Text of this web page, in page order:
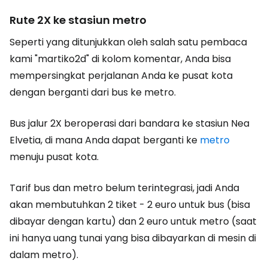
Rute 2X ke stasiun metro
Seperti yang ditunjukkan oleh salah satu pembaca
kami "martiko2d" di kolom komentar, Anda bisa
mempersingkat perjalanan Anda ke pusat kota
dengan berganti dari bus ke metro.
Bus jalur 2X beroperasi dari bandara ke stasiun Nea
Elvetia, di mana Anda dapat berganti ke metro
menuju pusat kota.
Tarif bus dan metro belum terintegrasi, jadi Anda
akan membutuhkan 2 tiket - 2 euro untuk bus (bisa
dibayar dengan kartu) dan 2 euro untuk metro (saat
ini hanya uang tunai yang bisa dibayarkan di mesin di
dalam metro).